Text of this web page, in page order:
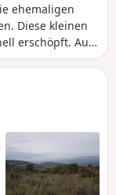
ehemaligen
Diese kleinen
erschöpft. Aus
Stollen
dieser
können Sie
Pichoun Ome,
entdecken.